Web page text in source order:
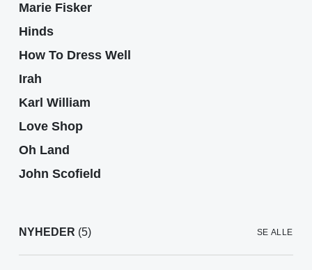
Marie Fisker
Hinds
How To Dress Well
Irah
Karl William
Love Shop
Oh Land
John Scofield
NYHEDER (5) SE ALLE